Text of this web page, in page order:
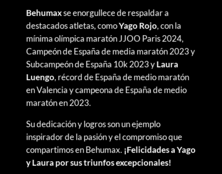
Behumaxse enorgullece de respaldar a
destacados atletas, comoYago Rojo, con la
mínima olímpica maratón JJOO Paris 2024,
Campeón de España de media maratón 2023 y
Subcampeón de España 10k 2023 yLaura
Luengo, récord de España de medio maratón
en Valencia y campeona de España de medio
maratón en 2023.
Su dedicación y logros son un ejemplo
inspirador de la pasión y el compromiso que
compartimos en Behumax. ¡Felicidades a Yago
y Laura por sus triunfos excepcionales!